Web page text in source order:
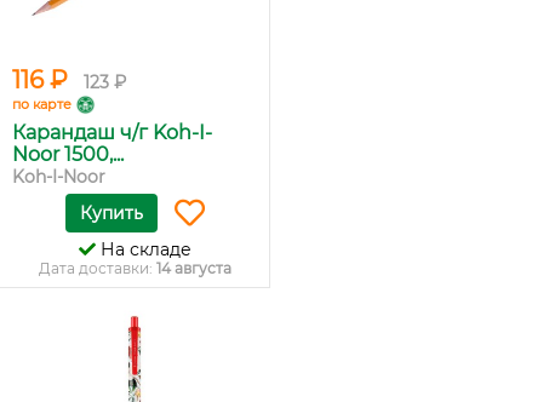
116 ₽ 123 ₽
по карте
Карандаш ч/г Koh-I-
Noor 1500,...
Koh-I-Noor
Купить
На складе
Дата доставки: 14 августа